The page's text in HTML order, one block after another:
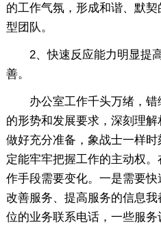
的工作气氛，形成和谐、默
型团队。
2、快速反应能力明显提高
善。
办公室工作千头万绪，错
的形势和发展要求，深刻理解
做好充分准备，象战士一样
定能牢牢把握工作的主动权
作手段需要变化。一是需要
改善服务、提高服务的信息
位的业务联系电话，一些服